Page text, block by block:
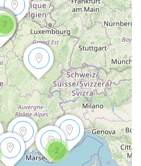
7
2